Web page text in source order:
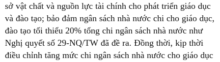
sở vật chất và nguồn lực tài chính cho phát triển giáo dục
và đào tạo; bảo đảm ngân sách nhà nước chi cho giáo dục,
đào tạo tối thiểu 20% tổng chi ngân sách nhà nước như
Nghị quyết số 29-NQ/TW đã đề ra. Đồng thời, kịp thời
điều chỉnh tăng mức chi ngân sách nhà nước cho giáo dục